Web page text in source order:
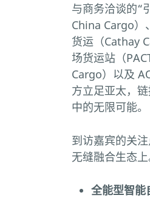
与商务洽谈的“
China Cargo
货运（Cathay
场货运站（
Cargo）以及
方立足亚太，
中的无限可能。
到访嘉宾的关
无缝融合生态
全能型智能